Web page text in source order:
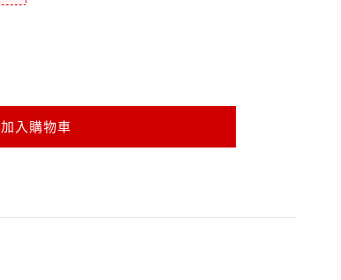
加入購物車